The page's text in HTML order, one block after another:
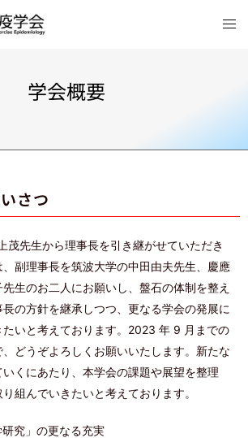
学会概要
さつ
茂先生から理事長を引き継がせていただき
、副理事長を筑波大学の中田由夫先生、慶應
生のお二人にお願いし、盤石の体制を整え
の方針を継承しつつ、更なる学会の発展に
たいと考えております。2023 年 9 月までの
どうぞよろしくお願いいたします。新たな
くにあたり、本学会の課題や展望を整理
組んでいきたいと考えております。
究」の更なる充実